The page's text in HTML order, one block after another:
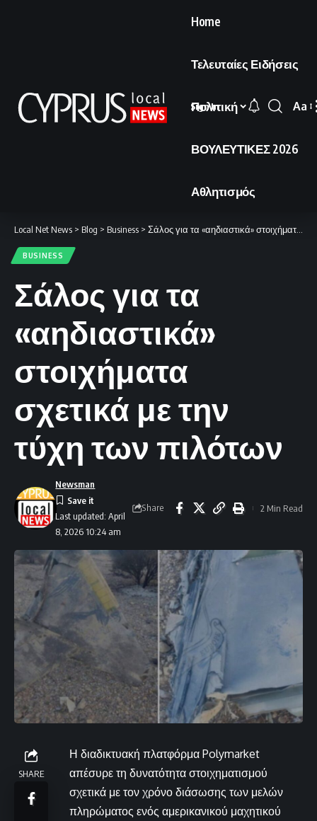
Home
Τελευταίες Ειδήσεις
Πολιτική
ΒΟΥΛΕΥΤΙΚΕΣ 2026
Αθλητισμός
Sign In
Font
Aa
Local Net News > Blog > Business > Σάλος για τα «αηδιαστικά» στοιχήματα σχετικά με την τύχη των πιλότων
BUSINESS
Σάλος για τα
«αηδιαστικά»
στοιχήματα
σχετικά με την
τύχη των πιλότων
Last updated: April
8, 2026 10:24 am
Newsman
Share 2 Min Read
SHARE
Η διαδικτυακή πλατφόρμα Polymarket
απέσυρε τη δυνατότητα στοιχηματισμού
σχετικά με τον χρόνο διάσωσης των μελών
πληρώματος ενός αμερικανικού μαχητικού